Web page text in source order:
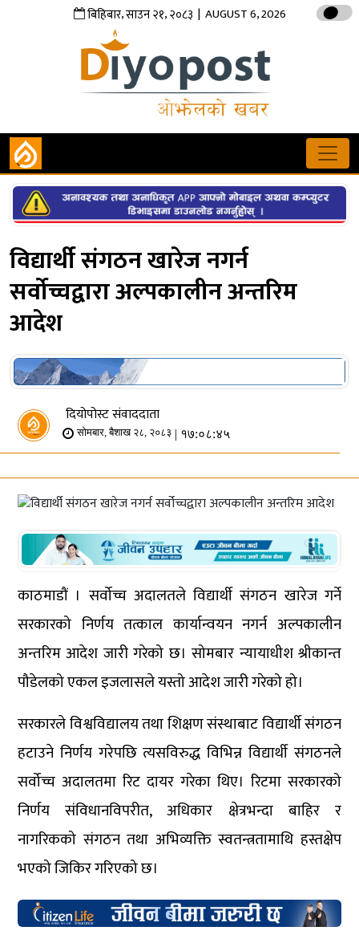
बिहिबार,साउन२१,२०८३ | AUGUST 6, 2026
विद्यार्थी संगठन खारेज नगर्न
सर्वोच्चद्वारा अल्पकालीन अन्तरिम
आदेश
दियोपोस्ट संवाददाता
सोमबार, बैशाख २८, २०८३ | १७:०८:४५
काठमाडौं । सर्वोच्च अदालतले विद्यार्थी संगठन खारेज गर्ने
सरकारको निर्णय तत्काल कार्यान्वयन नगर्न अल्पकालीन
अन्तरिम आदेश जारी गरेको छ। सोमबार न्यायाधीश श्रीकान्त
पौडेलको एकल इजलासले यस्तो आदेश जारी गरेको हो।
सरकारले विश्वविद्यालय तथा शिक्षण संस्थाबाट विद्यार्थी संगठन
हटाउने निर्णय गरेपछि त्यसविरुद्ध विभिन्न विद्यार्थी संगठनले
सर्वोच्च अदालतमा रिट दायर गरेका थिए। रिटमा सरकारको
निर्णय संविधानविपरीत, अधिकार क्षेत्रभन्दा बाहिर र
नागरिकको संगठन तथा अभिव्यक्ति स्वतन्त्रतामाथि हस्तक्षेप
भएको जिकिर गरिएको छ।